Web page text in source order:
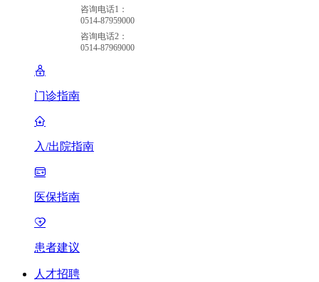
咨询电话1：
0514-87959000
咨询电话2：
0514-87969000
门诊指南
入/出院指南
医保指南
患者建议
人才招聘